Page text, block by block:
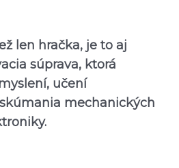
len hračka, je to aj
súprava, ktorá
učení
mechanických